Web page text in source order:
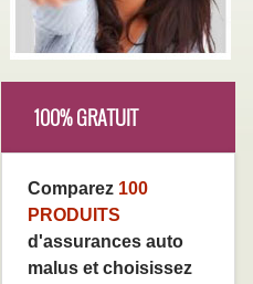
100% GRATUIT
Comparez 100
PRODUITS
d'assurances auto
malus et choisissez